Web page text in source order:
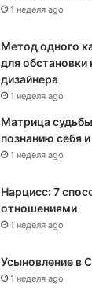
1 неделя ago
Метод одного
для обстановки
дизайнера
1 неделя ago
Матрица
познанию себя
1 неделя ago
Нарцисс: 7
отношениями
1 неделя ago
Усыновление в
1 неделя ago